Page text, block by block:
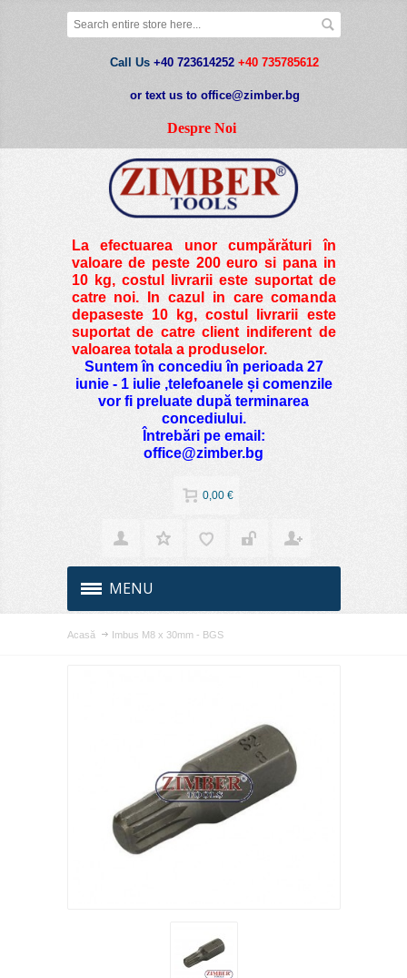
Call Us +40 723614252 +40 735785612
or text us to office@zimber.bg
Despre Noi
La efectuarea unor cumpărături în
valoare de peste200 euro si pana in
10 kg, costul livrarii este suportat de
catre noi. In cazul in care comanda
depaseste 10 kg, costul livrarii este
suportat de catre client indiferent de
valoarea totala a produselor.
Suntem în concediu în perioada 27
iunie - 1 iulie ,telefoanele și comenzile
vor fi preluate după terminarea
concediului.
Întrebări pe email:
office@zimber.bg
0,00 €
MENU
Acasă Imbus M8 x 30mm - BGS